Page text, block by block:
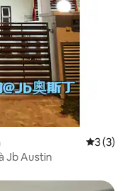
3 (3)
Jb Austin